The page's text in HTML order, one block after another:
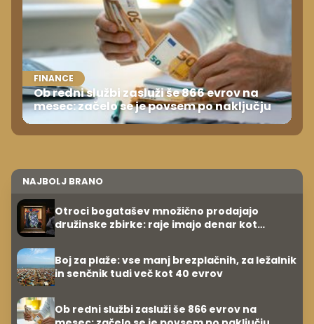
FINANCE
Ob redni službi zasluži še 866 evrov na
mesec: začelo se je povsem po naključju
NAJBOLJ BRANO
Otroci bogatašev množično prodajajo
družinske zbirke: raje imajo denar kot
Boj za plaže: vse manj brezplačnih, za ležalnik
in senčnik tudi več kot 40 evrov
Ob redni službi zasluži še 866 evrov na